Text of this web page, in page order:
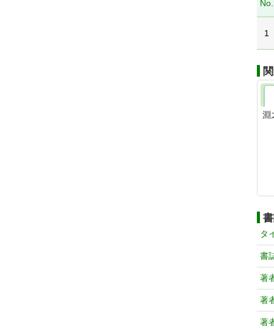
No.
1
淵
タ
書
著
著
著